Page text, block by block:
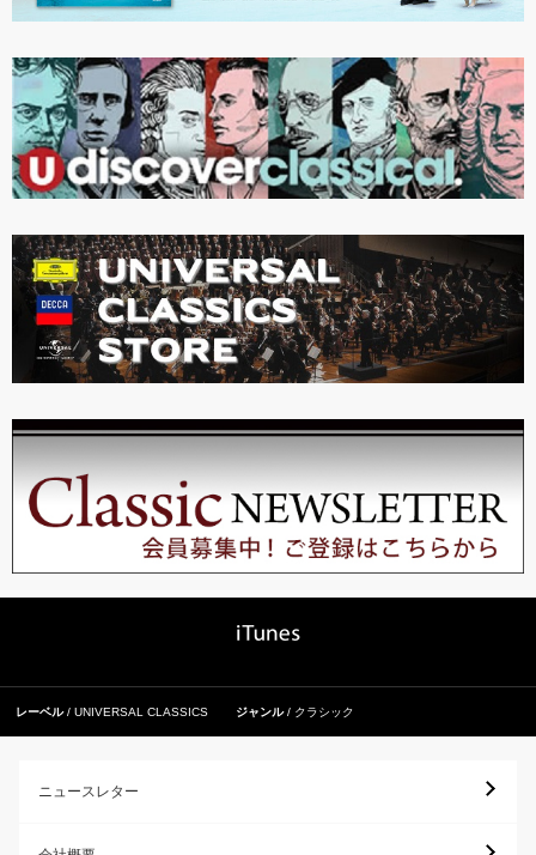
レーベル UNIVERSAL CLASSICS ジャンル クラシック
ニュースレター